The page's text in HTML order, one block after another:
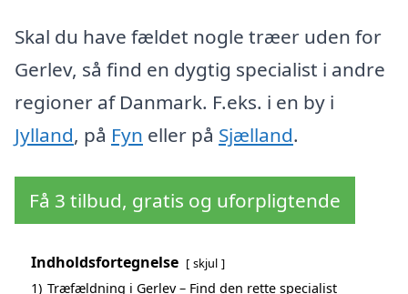
Skal du have fældet nogle træer uden for
Gerlev, så find en dygtig specialist i andre
regioner af Danmark. F.eks. i en by i
Jylland, på Fyn eller på Sjælland.
Få 3 tilbud, gratis og uforpligtende
Indholdsfortegnelse skjul
1) Træfældning i Gerlev – Find den rette specialist